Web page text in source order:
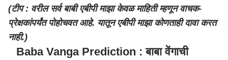
(टीप : वरील सर्व बाबी एबीपी माझा केवळ माहिती म्हणून वाचक-
प्रेक्षकांपर्यंत पोहोचवत आहे. यातून एबीपी माझा कोणताही दावा करत
नाही.)
Baba Vanga Prediction : बाबा वेंगाची